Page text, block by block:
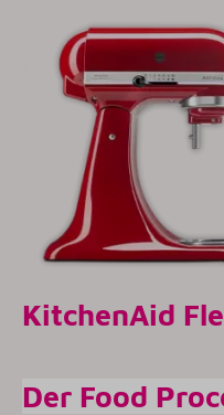
KitchenAid
Der Food